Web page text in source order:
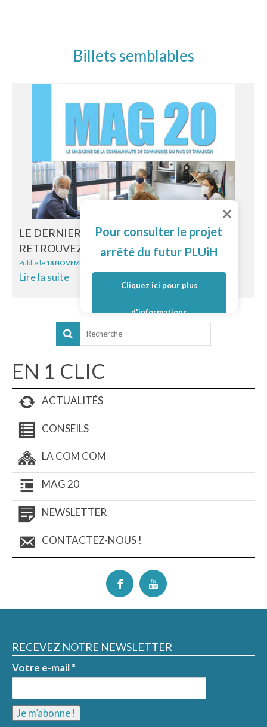
Billets semblables
LE DERNIER MAG20 EST DISTRIBUÉ :
RETROUVEZ LE EN LIGNE !
Publié le 18 NOVEMBRE 2021
Lire la suite
EN 1 CLIC
ACTUALITÉS
CONSEILS
LA COM COM
MAG 20
NEWSLETTER
CONTACTEZ-NOUS !
RECEVEZ NOTRE NEWSLETTER
Votre e-mail*
Pour consulter le projet
arrêté du futur PLUiH
Cliquez ici pour plus
d'informations